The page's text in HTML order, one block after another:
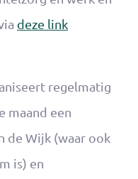
deze link
regelmatig
maand een
de Wijk (waar ook
is) en